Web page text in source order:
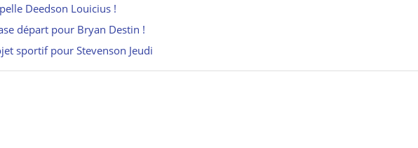
Deedson Louicius !
départ pour Bryan Destin !
sportif pour Stevenson Jeudi